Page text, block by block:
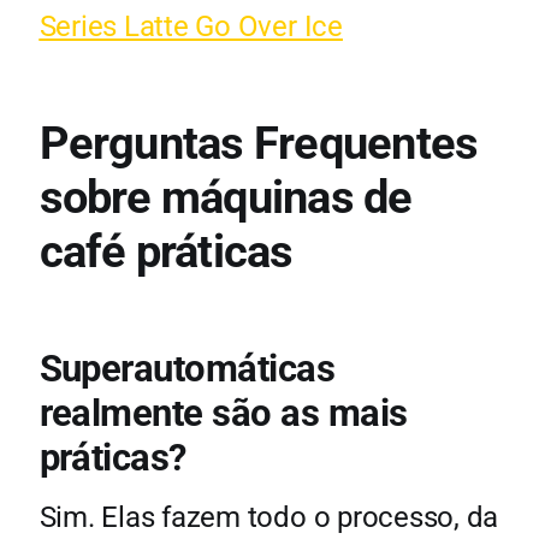
Series Latte Go Over Ice
Perguntas Frequentes
sobre máquinas de
café práticas
Superautomáticas
realmente são as mais
práticas?
Sim. Elas fazem todo o processo, da